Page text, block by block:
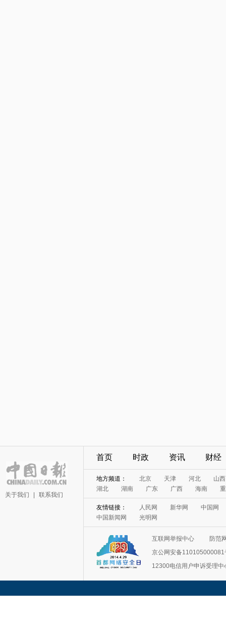
关于我们 联系我们
首页 时政 资讯 财经
地方频道： 北京 天津 河北
山西
湖北
湖南 广东 广西 海南
友情链接： 人民网 新华网
中国网
中国新闻网
光明网
互联网举报中心
防范
京公网安备110105000081
12300电信用户申诉受理中